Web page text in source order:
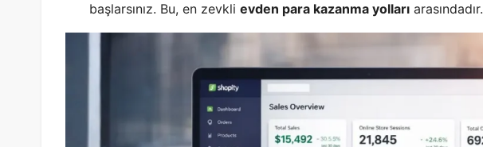
başlarsınız. Bu, en zevkli evden para kazanma yolları arasındadır.